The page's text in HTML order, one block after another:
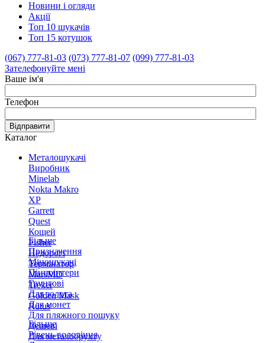
Новини і огляди
Акції
Топ 10 шукачів
Топ 15 котушок
(067) 777-81-03 (073) 777-81-07 (099) 777-81-03
Зателефонуйте мені
Ваше ім'я
Телефон
Відправити
Каталог
Металошукачі
Виробник
Minelab
Nokta Makro
XP
Garrett
Quest
Кощей
Fisher
Недорогі
Термінатор
MarsMD
Treker
Golden Mask
Rutus
Більше
Призначення
Міношукачі
Пінпоінтери
Грунтові
Для золота
Для монет
Для пляжного пошуку
Дешеві
Для металобрухту
Більше
Рівень володіння